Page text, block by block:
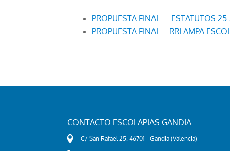
PROPUESTA FINAL – ESTATUTOS
PROPUESTA FINAL – RRI AMPA
CONTACTO ESCOLAPIAS GANDIA
C/ San Rafael 25. 46701 - Gandia (Valencia)